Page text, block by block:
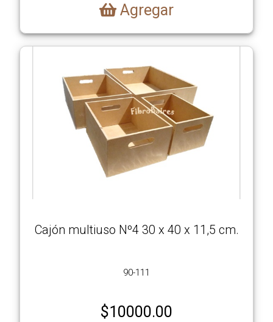
Agregar
Cajón multiuso Nº4 30 x 40 x 11,5 cm.
90-111
$10000.00